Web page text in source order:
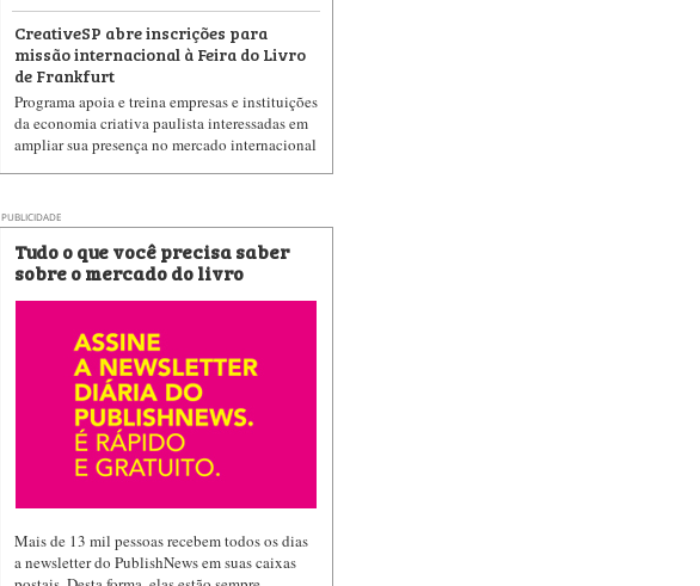
CreativeSP abre inscrições para
missão internacional à Feira do Livro
de Frankfurt
Programa apoia e treina empresas e instituições
da economia criativa paulista interessadas em
ampliar sua presença no mercado internacional
PUBLICIDADE
Tudo o que você precisa saber
sobre o mercado do livro
Mais de 13 mil pessoas recebem todos os dias
a newsletter do PublishNews em suas caixas